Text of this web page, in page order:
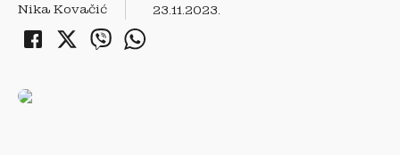
Nika Kovačić 23.11.2023.